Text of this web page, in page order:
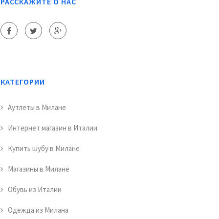
КАТЕГОРИИ
Аутлеты в Милане
Интернет магазин в Италии
Купить шубу в Милане
Магазины в Милане
Обувь из Италии
Одежда из Милана